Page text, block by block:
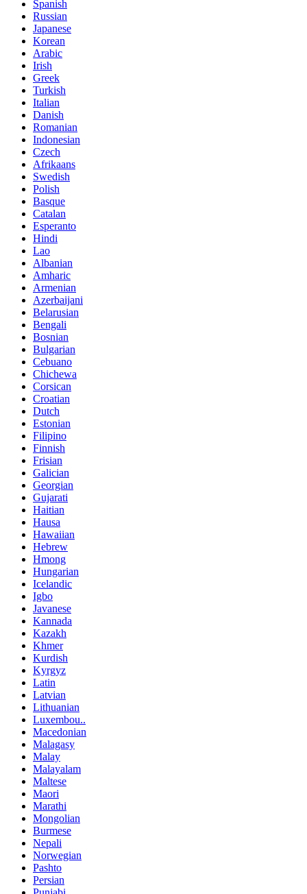
Spanish
Russian
Japanese
Korean
Arabic
Irish
Greek
Turkish
Italian
Danish
Romanian
Indonesian
Czech
Afrikaans
Swedish
Polish
Basque
Catalan
Esperanto
Hindi
Lao
Albanian
Amharic
Armenian
Azerbaijani
Belarusian
Bengali
Bosnian
Bulgarian
Cebuano
Chichewa
Corsican
Croatian
Dutch
Estonian
Filipino
Finnish
Frisian
Galician
Georgian
Gujarati
Haitian
Hausa
Hawaiian
Hebrew
Hmong
Hungarian
Icelandic
Igbo
Javanese
Kannada
Kazakh
Khmer
Kurdish
Kyrgyz
Latin
Latvian
Lithuanian
Luxembou..
Macedonian
Malagasy
Malay
Malayalam
Maltese
Maori
Marathi
Mongolian
Burmese
Nepali
Norwegian
Pashto
Persian